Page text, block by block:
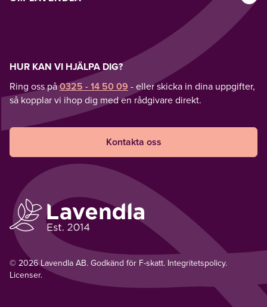
HUR KAN VI HJÄLPA DIG?
Ring oss på0325 - 14 50 09 - eller skicka in dina uppgifter,
så kopplar vi ihop dig med en rådgivare direkt.
Kontakta oss
© 2026 Lavendla AB. Godkänd för F-skatt. Integritetspolicy.
Licenser.